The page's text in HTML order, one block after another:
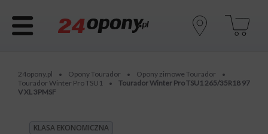
24opony.pl • Opony Tourador • Opony zimowe Tourador •
Tourador Winter Pro TSU1 •
Tourador Winter Pro TSU1 265/35R18 97
V XL 3PMSF
KLASA EKONOMICZNA